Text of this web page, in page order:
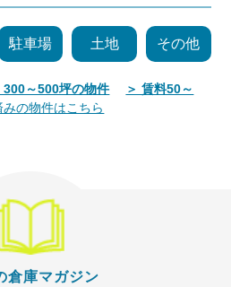
駐車場 土地 その他
300～500坪の物件
＞ 賃料50～
みの物件はこちら
倉庫マガジン